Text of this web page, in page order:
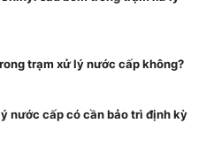
trạm xử lý nước cấp không?
nước cấp có cần bảo trì định kỳ